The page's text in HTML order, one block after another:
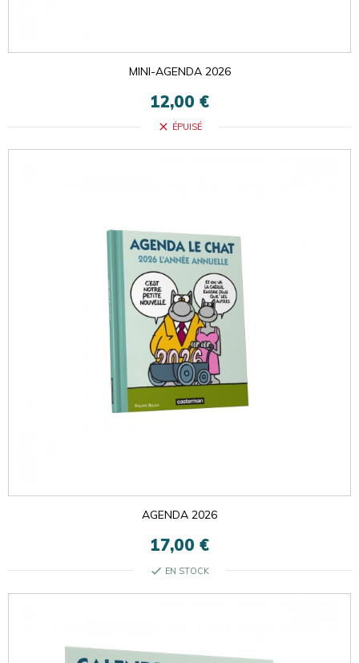
MINI-AGENDA 2026
12,00 €
close ÉPUISÉ
AGENDA 2026
17,00 €
check EN STOCK